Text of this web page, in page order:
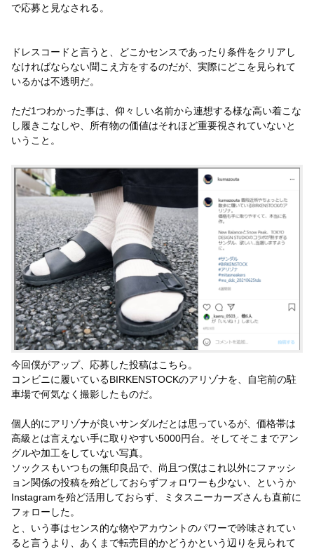
で応募と見なされる。
ドレスコードと言うと、どこかセンスであったり条件をクリアし
なければならない聞こえ方をするのだが、実際にどこを見られて
いるかは不透明だ。
ただ1つわかった事は、仰々しい名前から連想する様な高い着こな
し履きこなしや、所有物の価値はそれほど重要視されていないと
いうこと。
今回僕がアップ、応募した投稿はこちら。
コンビニに履いているBIRKENSTOCKのアリゾナを、自宅前の駐
車場で何気なく撮影したものだ。
個人的にアリゾナが良いサンダルだとは思っているが、価格帯は
高級とは言えない手に取りやすい5000円台。そしてそこまでアン
グルや加工をしていない写真。
ソックスもいつもの無印良品で、尚且つ僕はこれ以外にファッシ
ョン関係の投稿を殆どしておらずフォロワーも少ない、というか
Instagramを殆ど活用しておらず、ミタスニーカーズさんも直前に
フォローした。
と、いう事はセンス的な物やアカウントのパワーで吟味されてい
ると言うより、あくまで転売目的かどうかという辺りを見られて